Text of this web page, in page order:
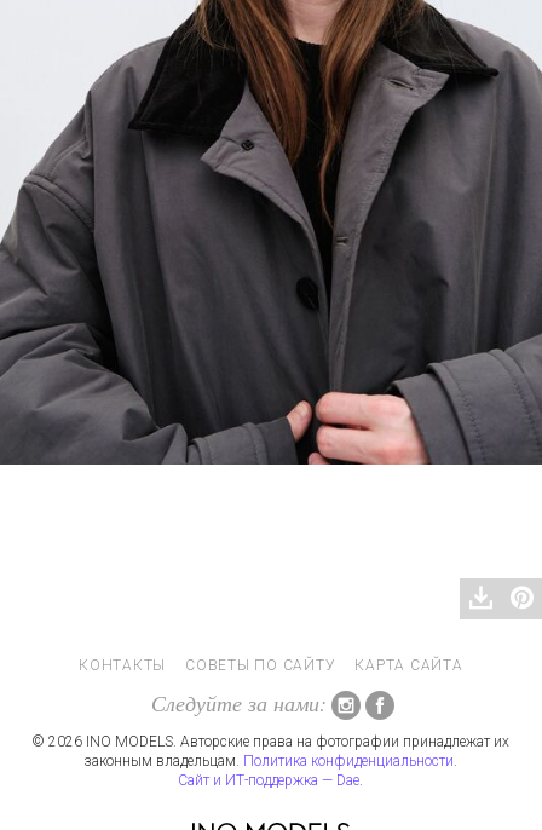
КОНТАКТЫ СОВЕТЫ ПО САЙТУ КАРТА САЙТА
Следуйте за нами:
© 2026 INO MODELS. Авторские права на фотографии принадлежат их
законным владельцам. Политика конфиденциальности.
Сайт и ИТ-поддержка — Dae.